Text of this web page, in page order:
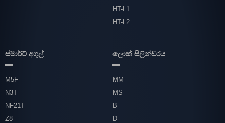
HT-L1
HT-L2
ස්මාර්ට් අගුල්
M5F
N3T
NF21T
Z8
ලොක් සිලින්ඩරය
MM
MS
B
D